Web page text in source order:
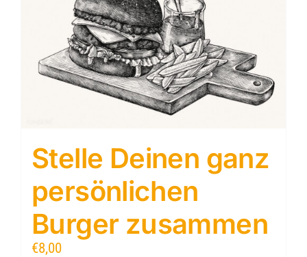
Stelle Deinen ganz
persönlichen
Burger zusammen
€8,00